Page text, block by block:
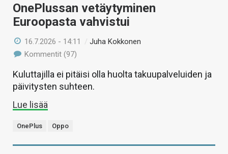
OnePlussan vetäytyminen
Euroopasta vahvistui
16.7.2026 - 14:11 /Juha Kokkonen
Kommentit (97)
Kuluttajilla ei pitäisi olla huolta takuupalveluiden ja
päivitysten suhteen.
Lue lisää
OnePlus Oppo